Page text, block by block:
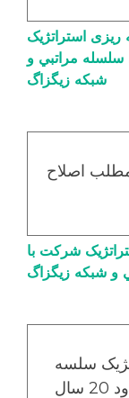
ریزی استراتژیک
مراتبي و
شبکه زیگزاگ
مطلب اصلاح
شرکت با
و شبکه زیگزاگ
سلسه
مراتبی و منظر برازنده هستم و حدود 20 سال